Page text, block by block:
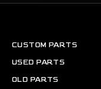
CUSTOM PARTS
USED PARTS
OLD PARTS